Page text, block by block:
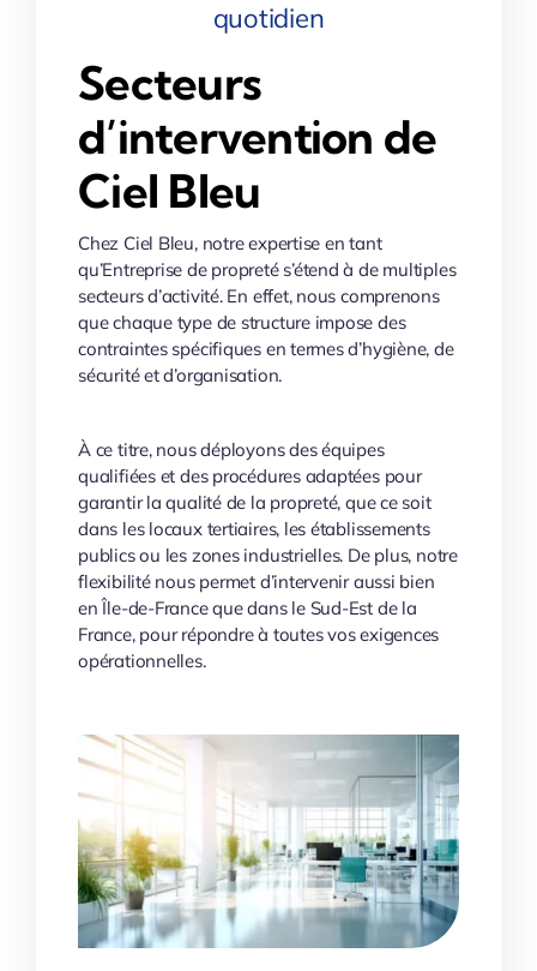
quotidien
Secteurs
d’intervention de
Ciel Bleu
Chez Ciel Bleu, notre expertise en tant
qu’Entreprise de propreté s’étend à de multiples
secteurs d’activité. En effet, nous comprenons
que chaque type de structure impose des
contraintes spécifiques en termes d’hygiène, de
sécurité et d’organisation.
À ce titre, nous déployons des équipes
qualifiées et des procédures adaptées pour
garantir la qualité de la propreté, que ce soit
dans les locaux tertiaires, les établissements
publics ou les zones industrielles. De plus, notre
flexibilité nous permet d’intervenir aussi bien
en Île-de-France que dans le Sud-Est de la
France, pour répondre à toutes vos exigences
opérationnelles.